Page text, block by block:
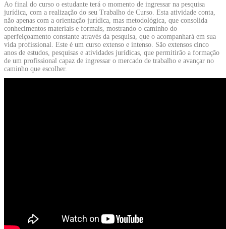
Ao final do curso o estudante terá o momento de ingressar na pesquisa
jurídica, com a realização do seu Trabalho de Curso. Esta atividade conta,
não apenas com a orientação jurídica, mas metodológica, que consolida
conhecimentos materiais e formais, mostrando o caminho do
aperfeiçoamento constante através da pesquisa, que o acompanhará em sua
vida profissional. Este é um curso extenso e intenso. São extensos cinco
anos de estudos, pesquisas e atividades jurídicas, que permitirão a formação
de um profissional capaz de ingressar o mercado de trabalho e avançar no
caminho que escolher.